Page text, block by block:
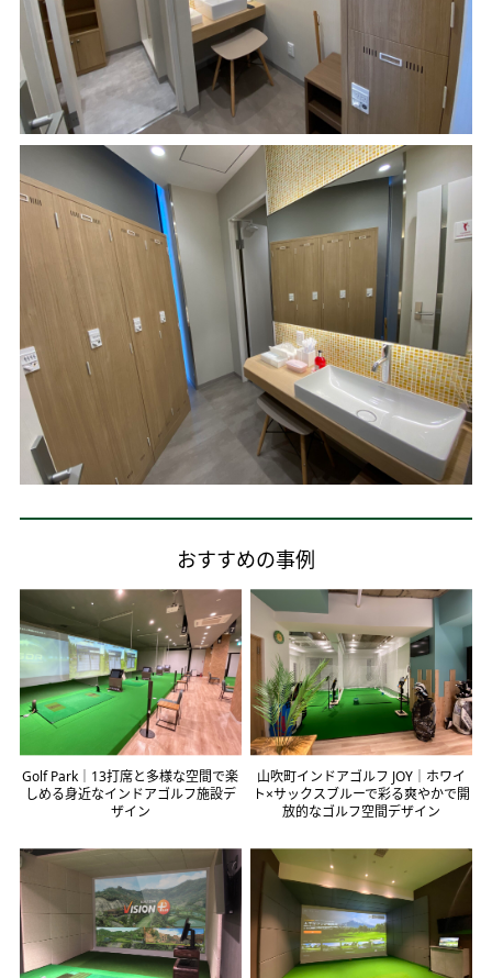
おすすめの事例
Golf Park｜13打席と多様な空間で楽
しめる身近なインドアゴルフ施設デ
ザイン
山吹町インドアゴルフ JOY｜ホワイ
ト×サックスブルーで彩る爽やかで開
放的なゴルフ空間デザイン